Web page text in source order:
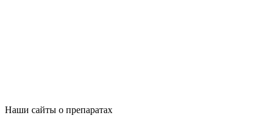
Наши сайты о препаратах